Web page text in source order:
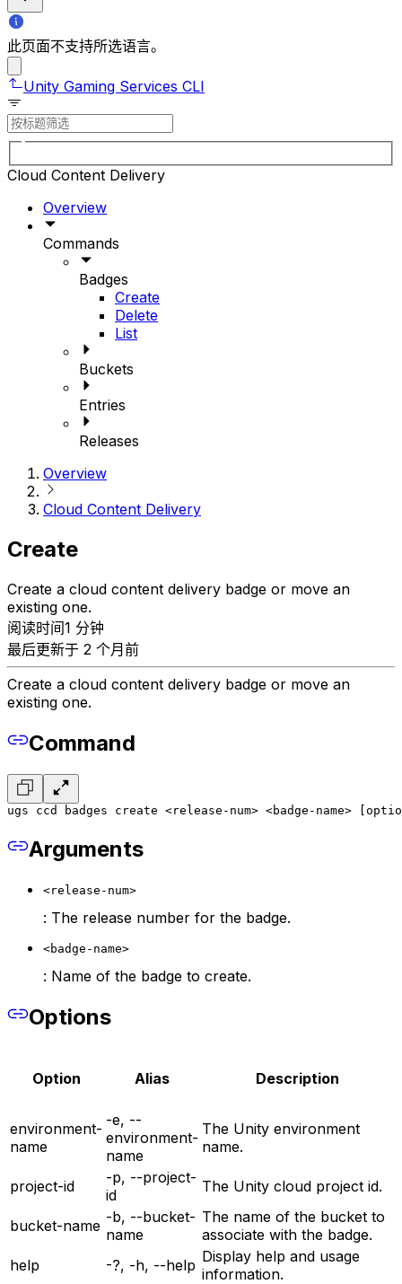
此页面不支持所选语言。
Unity Gaming Services CLI
Cloud Content Delivery
Overview
Commands
Badges
Create
Delete
List
Buckets
Entries
Releases
Overview
Cloud Content Delivery
Create
Create a cloud content delivery badge or move an
existing one.
阅读时间1 分钟
最后更新于 2 个月前
Create a cloud content delivery badge or move an
existing one.
Command
ugs ccd badges create <release-num> <badge-name>
Arguments
<release-num>
: The release number for the badge.
<badge-name>
: Name of the badge to create.
Options
Option Alias Description
environment-
name
-e, --
environment-
name
The Unity environment
name.
project-id
-p, --project-
id
The Unity cloud project id.
bucket-name -b, --bucket-
name
The name of the bucket to
associate with the badge.
help
-?, -h, --help Display help and usage
information.